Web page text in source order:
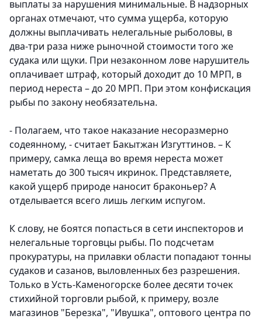
выплаты за нарушения минимальные. В надзорных
органах отмечают, что сумма ущерба, которую
должны выплачивать нелегальные рыболовы, в
два-три раза ниже рыночной стоимости того же
судака или щуки. При незаконном лове нарушитель
оплачивает штраф, который доходит до 10 МРП, в
период нереста – до 20 МРП. При этом конфискация
рыбы по закону необязательна.
- Полагаем, что такое наказание несоразмерно
содеянному, - считает Бакытжан Изгуттинов. – К
примеру, самка леща во время нереста может
наметать до 300 тысяч икринок. Представляете,
какой ущерб природе наносит браконьер? А
отделывается всего лишь легким испугом.
К слову, не боятся попасться в сети инспекторов и
нелегальные торговцы рыбы. По подсчетам
прокуратуры, на прилавки области попадают тонны
судаков и сазанов, выловленных без разрешения.
Только в Усть-Каменогорске более десяти точек
стихийной торговли рыбой, к примеру, возле
магазинов "Березка", "Ивушка", оптового центра по